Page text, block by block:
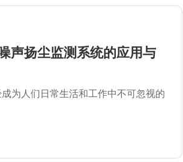
声扬尘监测系统的应用与
为人们日常生活和工作中不可忽视的